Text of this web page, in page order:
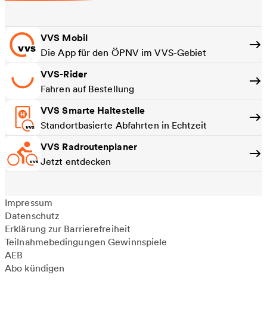
VVS Mobil
Die App für den ÖPNV im VVS-Gebiet
VVS-Rider
Fahren auf Bestellung
VVS Smarte Haltestelle
Standortbasierte Abfahrten in Echtzeit
VVS Radroutenplaner
Jetzt entdecken
Impressum
Datenschutz
Erklärung zur Barrierefreiheit
Teilnahmebedingungen Gewinnspiele
AEB
Abo kündigen